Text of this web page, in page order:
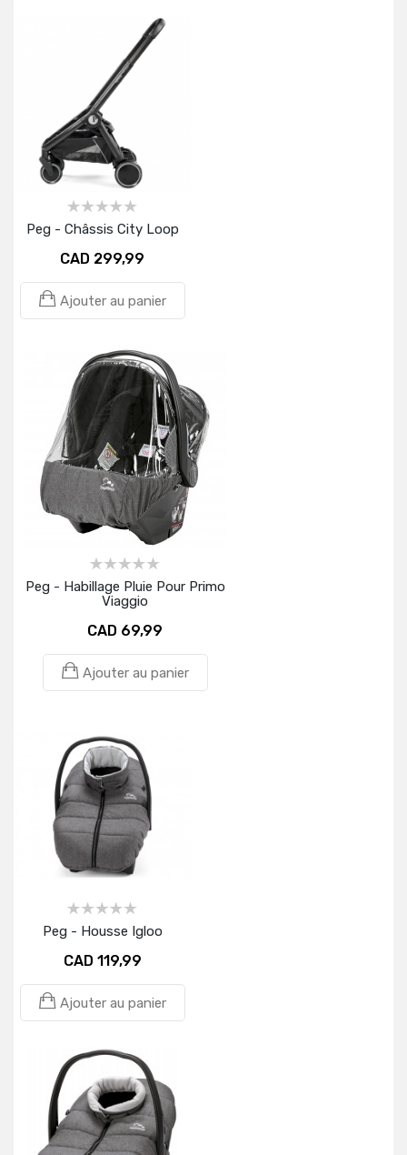
Peg - Châssis City Loop
CAD 299,99
Ajouter au panier
Peg - Habillage Pluie Pour Primo
Viaggio
CAD 69,99
Ajouter au panier
Peg - Housse Igloo
CAD 119,99
Ajouter au panier